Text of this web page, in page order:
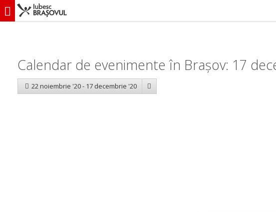
iubescbraşovul.ro
Calendar de evenimente în Brașov: 17
22 noiembrie '20 - 17 decembrie '20